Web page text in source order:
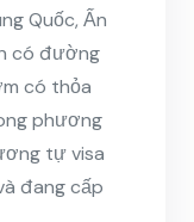
Quốc, Ấn
có đường
có thỏa
phương
tự visa
đang cấp